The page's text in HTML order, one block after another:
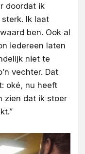
doordat ik
Ik laat
ben. Ook al
iedereen laten
niet te
vechter. Dat
oké, nu heeft
zien dat ik stoer